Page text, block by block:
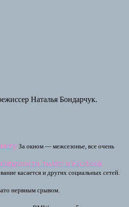
Наталья Бондарчук.
За окном — межсезонье, все очень
Twitter и Facebook
касается и других социальных сетей.
нервным срывом.